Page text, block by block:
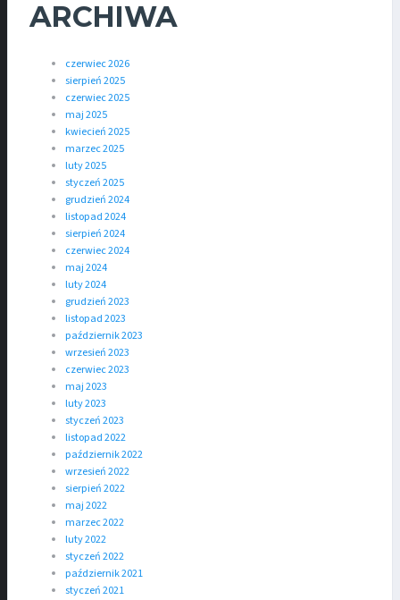
ARCHIWA
czerwiec 2026
sierpień 2025
czerwiec 2025
maj 2025
kwiecień 2025
marzec 2025
luty 2025
styczeń 2025
grudzień 2024
listopad 2024
sierpień 2024
czerwiec 2024
maj 2024
luty 2024
grudzień 2023
listopad 2023
październik 2023
wrzesień 2023
czerwiec 2023
maj 2023
luty 2023
styczeń 2023
listopad 2022
październik 2022
wrzesień 2022
sierpień 2022
maj 2022
marzec 2022
luty 2022
styczeń 2022
październik 2021
styczeń 2021